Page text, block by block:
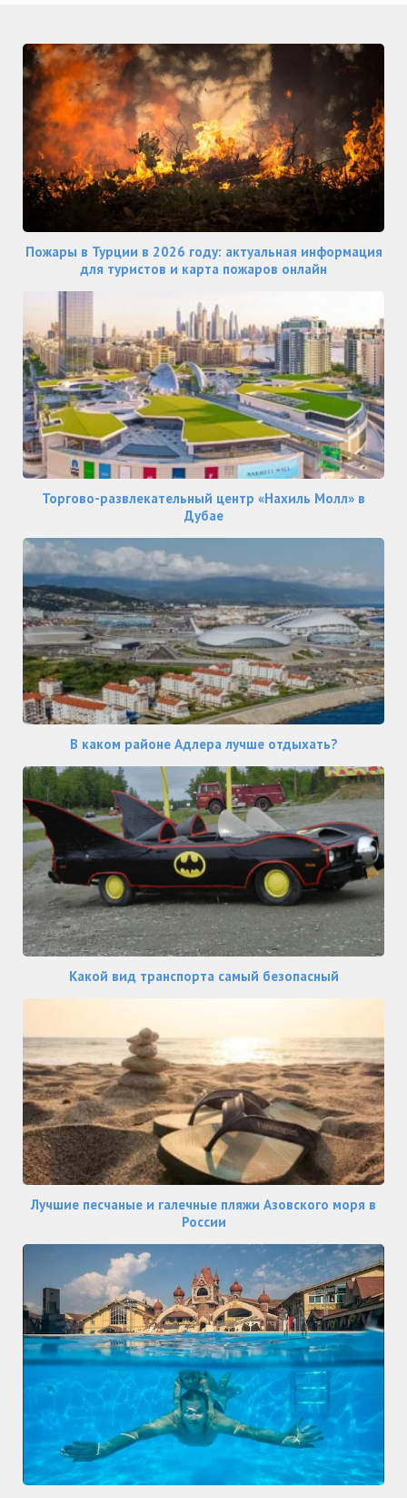
Пожары в Турции в 2026 году: актуальная информация
для туристов и карта пожаров онлайн
Торгово-развлекательный центр «Нахиль Молл» в
Дубае
В каком районе Адлера лучше отдыхать?
Какой вид транспорта самый безопасный
Лучшие песчаные и галечные пляжи Азовского моря в
России